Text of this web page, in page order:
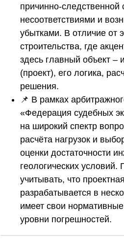
причинно-следственной
несоответствиями и
убытками. В отличие от
строительства, где
здесь главный объект –
(проект), его логика,
решения.
📌 В рамках
«Федерация судебных
на широкий спектр
расчёта нагрузок и
оценки достаточности
геологических
учитывать, что
разрабатывается в
имеет свои
уровни погрешностей.